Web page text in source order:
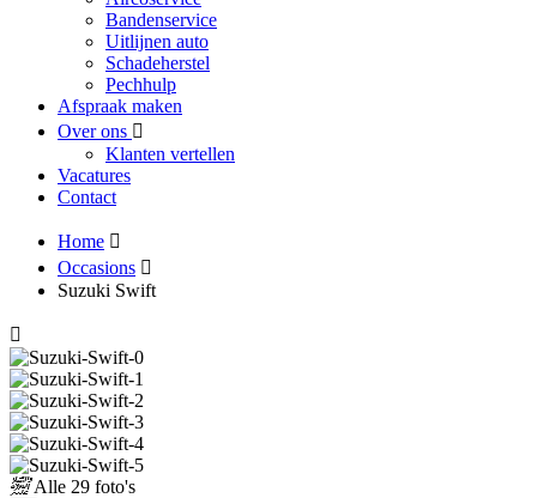
Bandenservice
Uitlijnen auto
Schadeherstel
Pechhulp
Afspraak maken
Over ons
Klanten vertellen
Vacatures
Contact
Home
Occasions
Suzuki Swift
Alle 29 foto's